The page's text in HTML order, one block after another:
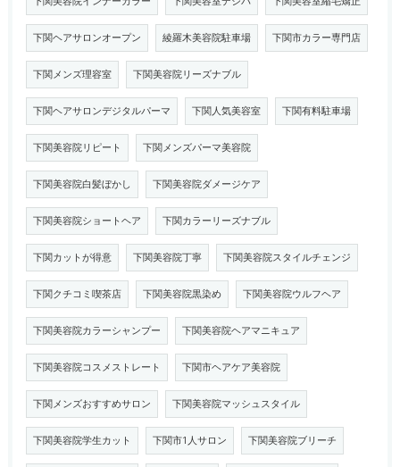
下関ヘアサロンオープン 綾羅木美容院駐車場 下関市カラー専門店
下関メンズ理容室 下関美容院リーズナブル
下関ヘアサロンデジタルパーマ 下関人気美容室 下関有料駐車場
下関美容院リピート 下関メンズパーマ美容院
下関美容院白髪ぼかし 下関美容院ダメージケア
下関美容院ショートヘア 下関カラーリーズナブル
下関カットが得意 下関美容院丁寧 下関美容院スタイルチェンジ
下関クチコミ喫茶店 下関美容院黒染め 下関美容院ウルフヘア
下関美容院カラーシャンプー 下関美容院ヘアマニキュア
下関美容院コスメストレート 下関市ヘアケア美容院
下関メンズおすすめサロン 下関美容院マッシュスタイル
下関美容院学生カット 下関市1人サロン 下関美容院ブリーチ